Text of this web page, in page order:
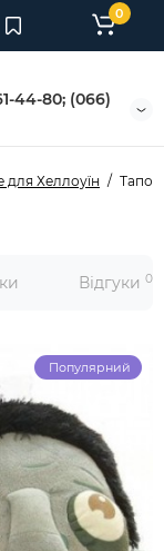
44-80; (066)
0
для Хеллоуїн
Відгуки 0
Популярний